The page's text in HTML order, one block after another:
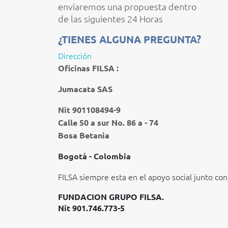
enviaremos una propuesta dentro
de las siguientes 24 Horas
¿TIENES ALGUNA PREGUNTA?
Dirección
Oficinas FILSA :
Jumacata SAS
Nit 901108494-9
Calle 50 a sur No. 86 a - 74
Bosa Betania
Bogotá - Colombia
FILSA siempre esta en el apoyo social junto
FUNDACION GRUPO FILSA.
Nit 901.746.773-5